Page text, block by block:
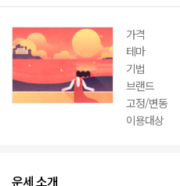
가격
테마
기법
브랜드
고정/변동
이용대상
운세 소개